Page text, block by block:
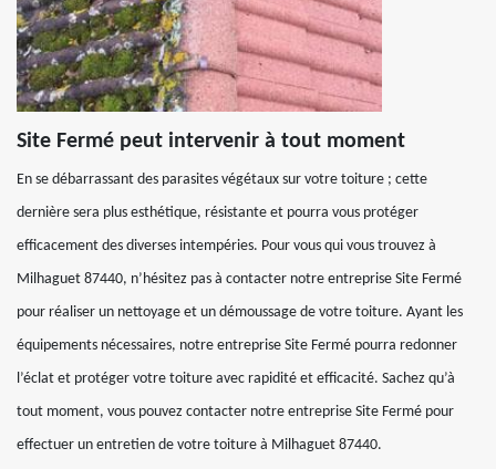
Site Fermé peut intervenir à tout moment
En se débarrassant des parasites végétaux sur votre toiture ; cette
dernière sera plus esthétique, résistante et pourra vous protéger
efficacement des diverses intempéries. Pour vous qui vous trouvez à
Milhaguet 87440, n’hésitez pas à contacter notre entreprise Site Fermé
pour réaliser un nettoyage et un démoussage de votre toiture. Ayant les
équipements nécessaires, notre entreprise Site Fermé pourra redonner
l’éclat et protéger votre toiture avec rapidité et efficacité. Sachez qu’à
tout moment, vous pouvez contacter notre entreprise Site Fermé pour
effectuer un entretien de votre toiture à Milhaguet 87440.